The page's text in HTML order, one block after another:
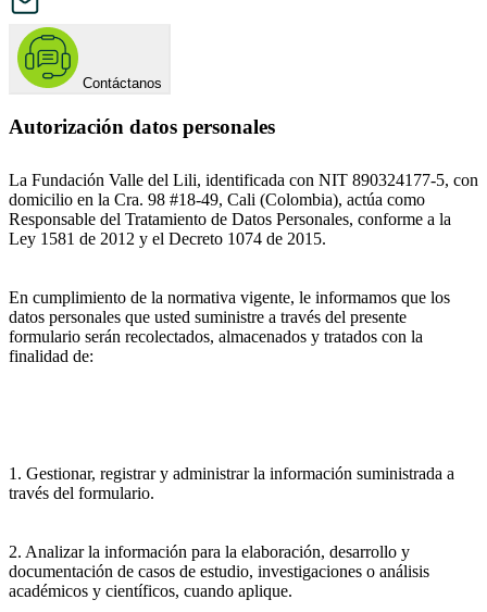
Contáctanos
Autorización datos personales
La Fundación Valle del Lili, identificada con NIT 890324177-5, con
domicilio en la Cra. 98 #18-49, Cali (Colombia), actúa como
Responsable del Tratamiento de Datos Personales, conforme a la
Ley 1581 de 2012 y el Decreto 1074 de 2015.
En cumplimiento de la normativa vigente, le informamos que los
datos personales que usted suministre a través del presente
formulario serán recolectados, almacenados y tratados con la
finalidad de:
1. Gestionar, registrar y administrar la información suministrada a
través del formulario.
2. Analizar la información para la elaboración, desarrollo y
documentación de casos de estudio, investigaciones o análisis
académicos y científicos, cuando aplique.